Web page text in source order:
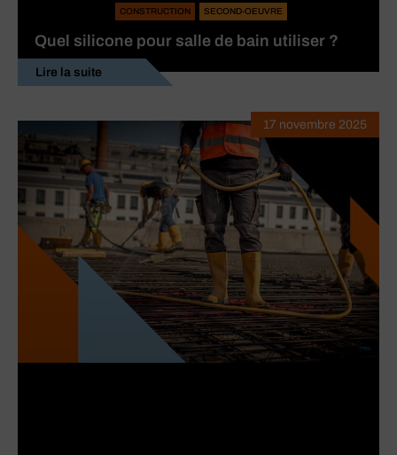
CONSTRUCTION SECOND-OEUVRE
Quel silicone pour salle de bain utiliser ?
Lire la suite
17 novembre 2025